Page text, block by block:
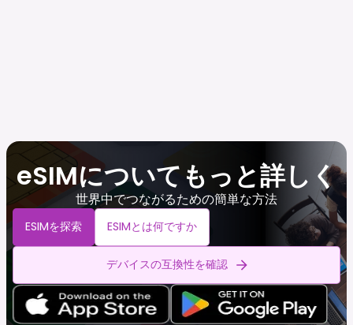
eSIMについてもっと詳しく
世界中でつながるための簡単な方法
ESIMを探索 ESIMとは何ですか
デバイスの互換性を確認